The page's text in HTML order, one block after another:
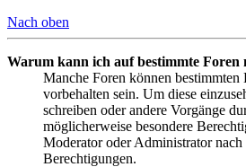
Nach oben
Warum kann ich auf bestimmte Foren
Manche Foren können bestimmten
vorbehalten sein. Um diese
schreiben oder andere Vorgänge
möglicherweise besondere
Moderator oder Administrator nach
Berechtigungen.